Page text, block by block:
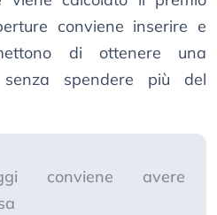
conviene inserire e
di ottenere una
senza spendere più del
conviene avere